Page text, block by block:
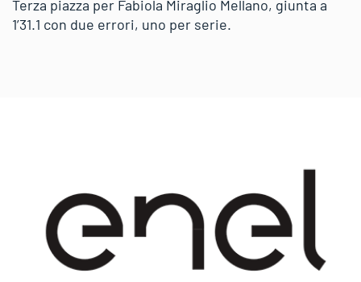
Terza piazza per Fabiola Miraglio Mellano, giunta a
1’31.1 con due errori, uno per serie.